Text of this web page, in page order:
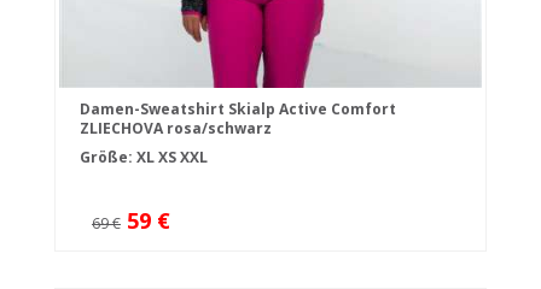
Damen-Sweatshirt Skialp Active Comfort
ZLIECHOVA rosa/schwarz
Größe: XLXSXXL
69 € 59 €